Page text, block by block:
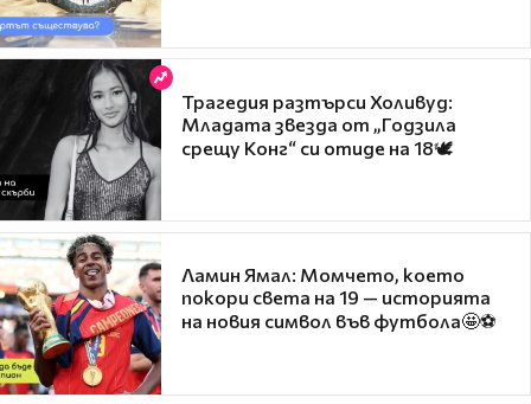
Трагедия разтърси Холивуд:
Младата звезда от „Годзила
срещу Конг“ си отиде на 18🕊️
Ламин Ямал: Момчето, което
покори света на 19 — историята
на новия символ във футбола🤩⚽